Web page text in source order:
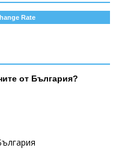
Rate
от България?